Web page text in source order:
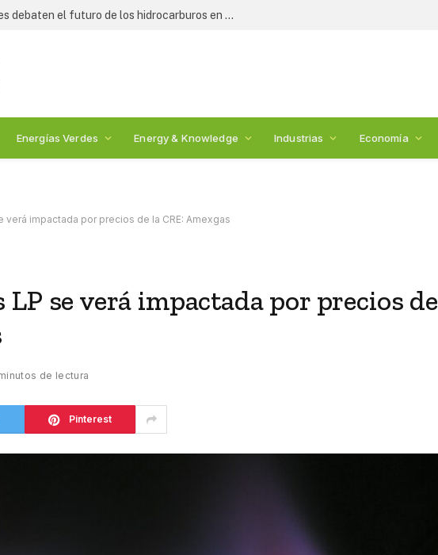
Expertos y legisladores debaten el futuro de los hidrocarburos en México: 2nda Cumbre de Energía
Energías Verdes Energy & Knowledge Industrias Economía
verá impactada por precios de la CRE: Amexgas
LP se verá impactada por precios de
de lectura
Pinterest